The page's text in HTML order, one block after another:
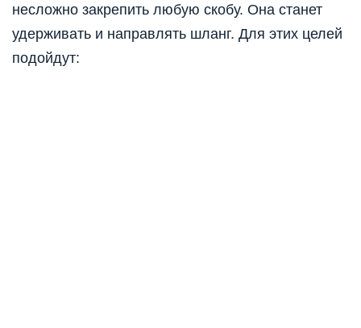
несложно закрепить любую скобу. Она станет
удерживать и направлять шланг. Для этих целей
подойдут: